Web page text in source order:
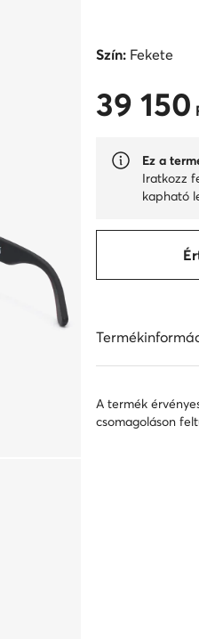
Szín:Fekete
39 150 Ft
39 150
Ez a
Iratkozz
kapható
A termék
csomagoláson